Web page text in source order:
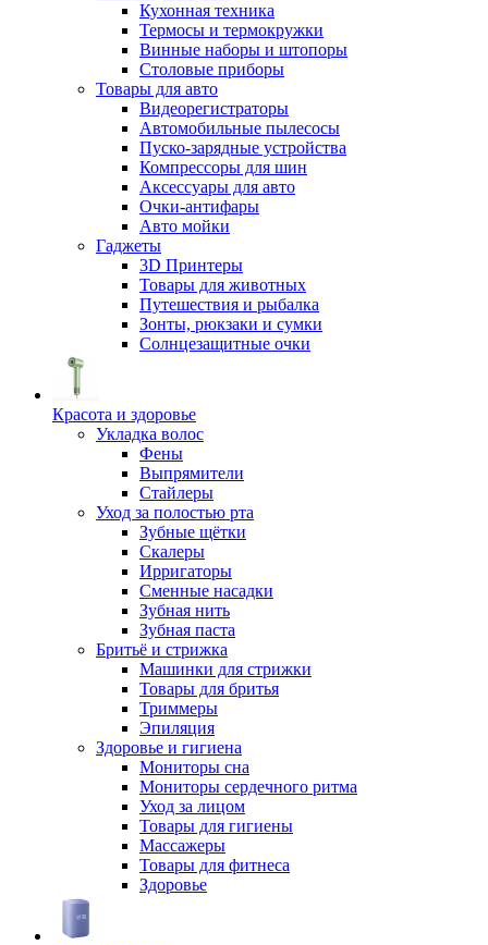
Кухонная техника
Термосы и термокружки
Винные наборы и штопоры
Столовые приборы
Товары для авто
Видеорегистраторы
Автомобильные пылесосы
Пуско-зарядные устройства
Компрессоры для шин
Аксессуары для авто
Очки-антифары
Авто мойки
Гаджеты
3D Принтеры
Товары для животных
Путешествия и рыбалка
Зонты, рюкзаки и сумки
Солнцезащитные очки
Красота и здоровье
Укладка волос
Фены
Выпрямители
Стайлеры
Уход за полостью рта
Зубные щётки
Скалеры
Ирригаторы
Сменные насадки
Зубная нить
Зубная паста
Бритьё и стрижка
Машинки для стрижки
Товары для бритья
Триммеры
Эпиляция
Здоровье и гигиена
Мониторы сна
Мониторы сердечного ритма
Уход за лицом
Товары для гигиены
Массажеры
Товары для фитнеса
Здоровье